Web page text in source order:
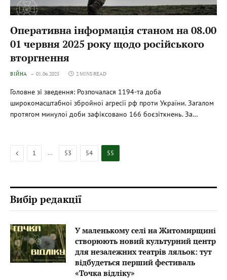
Оперативна інформація станом на 08.00
01 червня 2025 року щодо російського
вторгнення
ВІЙНА 01.06.2025 2 MINS READ
Головне зі зведення: Розпочалася 1194-та доба
широкомасштабної збройної агресії рф проти України. Загалом
протягом минулої доби зафіксовано 166 боєзіткнень. За…
Previous
1 … 53 54 55
Вибір редакції
У маленькому селі на Житомирщині
створюють новий культурний центр
для незалежних театрів ляльок: тут
відбудеться перший фестиваль
«Точка відліку»